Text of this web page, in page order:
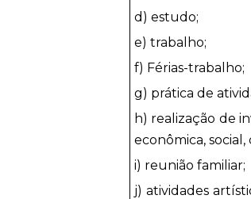
d) estudo;
e) trabalho;
f) Férias-trabalho;
g) prática de
h) realização de
econômica,
i) reunião familiar;
j) atividades